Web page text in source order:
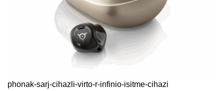
phonak-sarj-cihazli-virto-r-infinio-isitme-cihazi